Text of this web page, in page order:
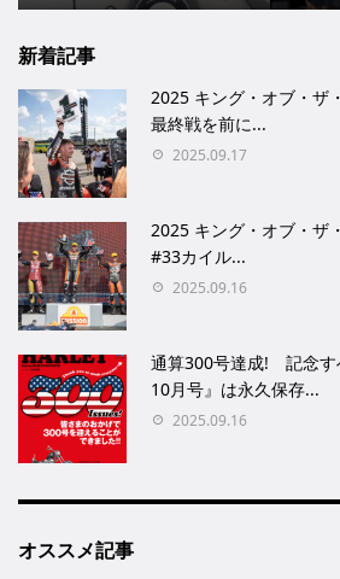
新着記事
2025 キング・オブ・ザ
最終戦を前に...
2025.09.17
2025 キング・オブ・ザ
#33カイル...
2025.09.16
通算300号達成! 記念す
10月号』は永久保存...
2025.09.16
オススメ記事